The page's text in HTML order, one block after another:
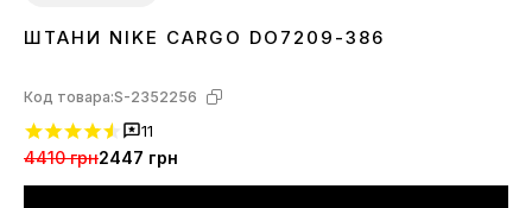
SM
ШТАНИ NIKE CARGO DO7209-386
Код товара:S-2352256
11
4410 грн2447 грн